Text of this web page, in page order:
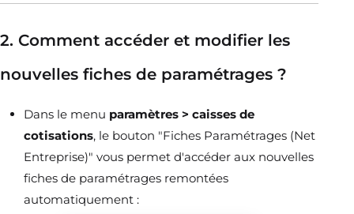
2. Comment accéder et modifier les
nouvelles fiches de paramétrages ?
Dans le menu paramètres > caisses de
cotisations, le bouton "Fiches Paramétrages (Net
Entreprise)" vous permet d'accéder aux nouvelles
fiches de paramétrages remontées
automatiquement :